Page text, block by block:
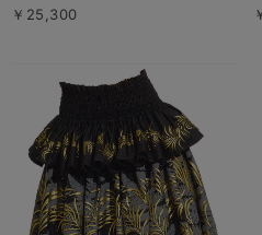
￥25,300